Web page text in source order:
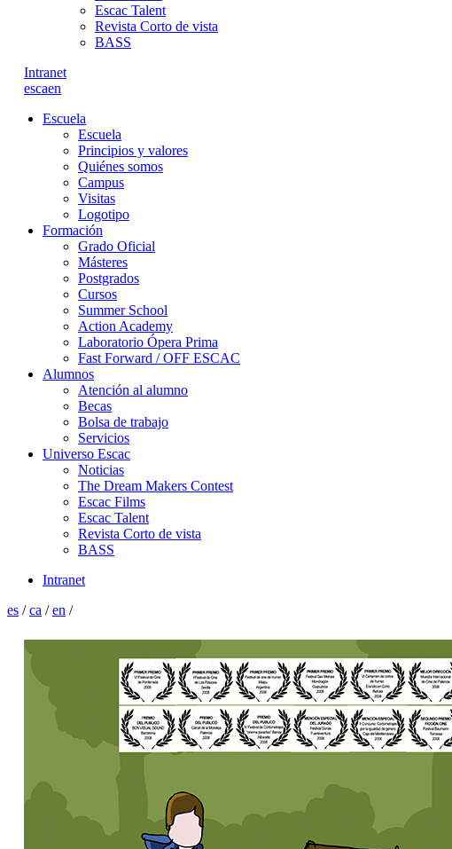
Escac Talent
Revista Corto de vista
BASS
Intranet
escaen
Escuela
Escuela
Principios y valores
Quiénes somos
Campus
Visitas
Logotipo
Formación
Grado Oficial
Másteres
Postgrados
Cursos
Summer School
Action Academy
Laboratorio Ópera Prima
Fast Forward / OFF ESCAC
Alumnos
Atención al alumno
Becas
Bolsa de trabajo
Servicios
Universo Escac
Noticias
The Dream Makers Contest
Escac Films
Escac Talent
Revista Corto de vista
BASS
Intranet
es /ca /en /